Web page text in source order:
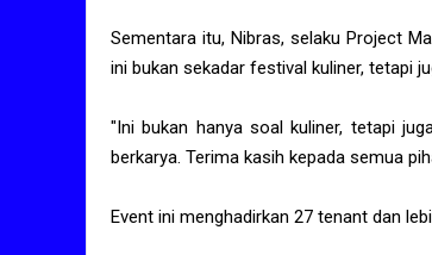
Sementara itu, Nibras, selaku Project
ini bukan sekadar festival kuliner, tetapi
"Ini bukan hanya soal kuliner, tetapi
berkarya. Terima kasih kepada semua
Event ini menghadirkan 27 tenant dan